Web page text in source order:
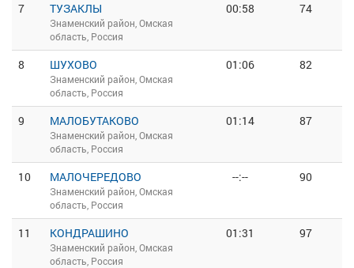
7 ТУЗАКЛЫ
Знаменский район, Омская
область, Россия
00:58 74
8 ШУХОВО
Знаменский район, Омская
область, Россия
01:06 82
9 МАЛОБУТАКОВО
Знаменский район, Омская
область, Россия
01:14 87
10 МАЛОЧЕРЕДОВО
Знаменский район, Омская
область, Россия
--:-- 90
11 КОНДРАШИНО
Знаменский район, Омская
область, Россия
01:31 97